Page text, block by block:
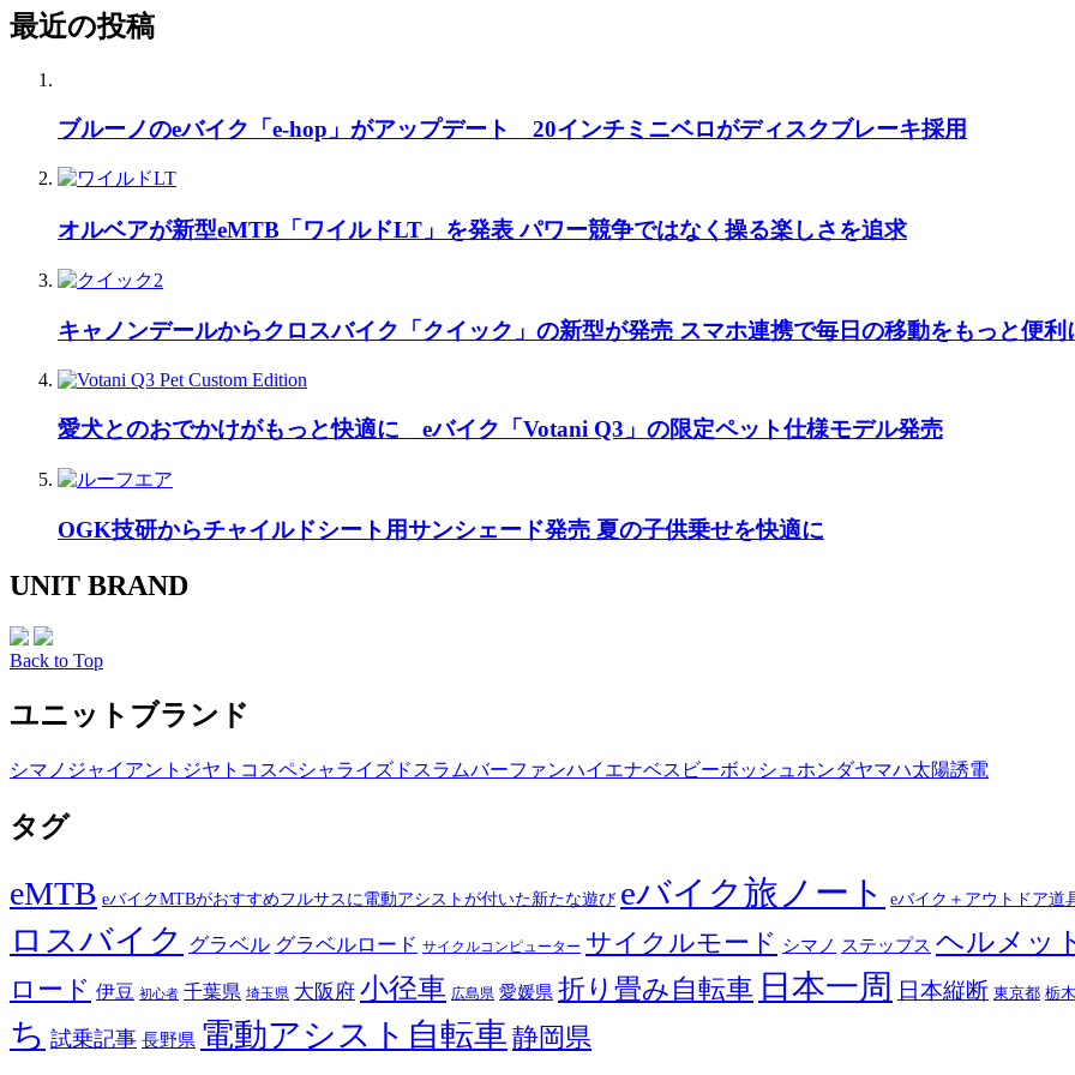
最近の投稿
ブルーノのeバイク「e-hop」がアップデート 20インチミニベロがディスクブレーキ採用
オルベアが新型eMTB「ワイルドLT」を発表 パワー競争ではなく操る楽しさを追求
キャノンデールからクロスバイク「クイック」の新型が発売 スマホ連携で毎日の移動をもっと便利
愛犬とのおでかけがもっと快適に eバイク「Votani Q3」の限定ペット仕様モデル発売
OGK技研からチャイルドシート用サンシェード発売 夏の子供乗せを快適に
UNIT BRAND
Back to Top
ユニットブランド
シマノ ジャイアント ジヤトコ スペシャライズド スラムバーファンハイエナベスビーボッシュ ホンダヤマハ太陽誘電
タグ
eMTB eバイクMTBがおすすめフルサスに電動アシストが付いた新たな遊び eバイク旅ノート eバイク＋アウトドア道
ロスバイク グラベル グラベルロード サイクルコンピューター サイクルモード シマノ ステップス ヘルメッ
ロード 伊豆 初心者 千葉県 埼玉県 大阪府 小径車 広島県 愛媛県 折り畳み自転車 日本一周 日本縦断 東京都 栃
ち 試乗記事 長野県 電動アシスト自転車 静岡県